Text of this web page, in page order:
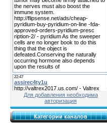
Для добавления необходима
авторизация
Категории каналов